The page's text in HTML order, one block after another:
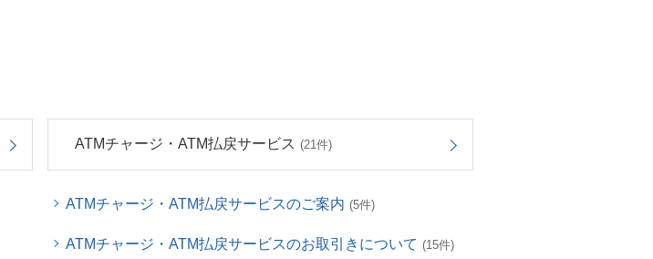
ATMチャージ・ATM払戻サービス (21件)
ATMチャージ・ATM払戻サービスのご案内 (5件)
ATMチャージ・ATM払戻サービスのお取引きについて (15件)